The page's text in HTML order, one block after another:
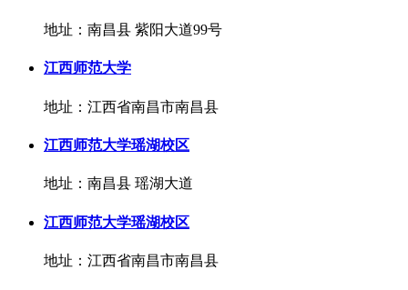
地址：南昌县 紫阳大道99号
江西师范大学
地址：江西省南昌市南昌县
江西师范大学瑶湖校区
地址：南昌县 瑶湖大道
江西师范大学瑶湖校区
地址：江西省南昌市南昌县